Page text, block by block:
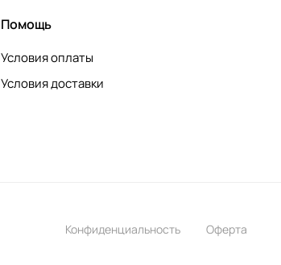
Помощь
Условия оплаты
Условия доставки
Конфиденциальность Оферта